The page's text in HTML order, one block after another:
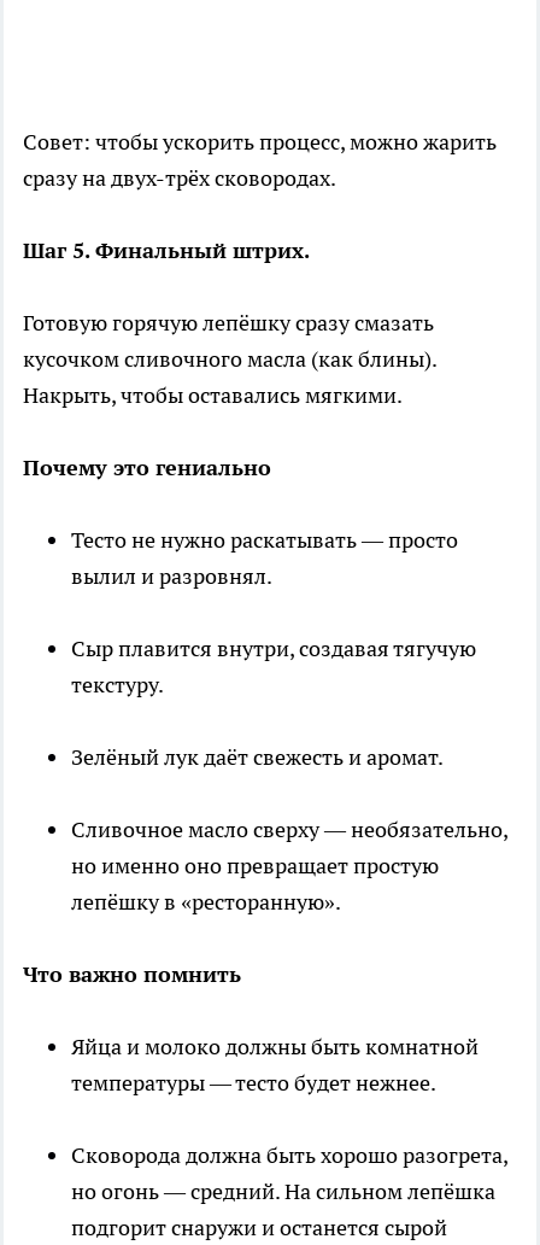
Совет: чтобы ускорить процесс, можно жарить
сразу на двух-трёх сковородах.
Шаг 5. Финальный штрих.
Готовую горячую лепёшку сразу смазать
кусочком сливочного масла (как блины).
Накрыть, чтобы оставались мягкими.
Почему это гениально
Тесто не нужно раскатывать — просто
вылил и разровнял.
Сыр плавится внутри, создавая тягучую
текстуру.
Зелёный лук даёт свежесть и аромат.
Сливочное масло сверху — необязательно,
но именно оно превращает простую
лепёшку в «ресторанную».
Что важно помнить
Яйца и молоко должны быть комнатной
температуры — тесто будет нежнее.
Сковорода должна быть хорошо разогрета,
но огонь — средний. На сильном лепёшка
подгорит снаружи и останется сырой